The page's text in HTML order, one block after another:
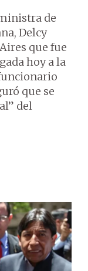
de
Delcy
que fue
hoy a la
que se
del